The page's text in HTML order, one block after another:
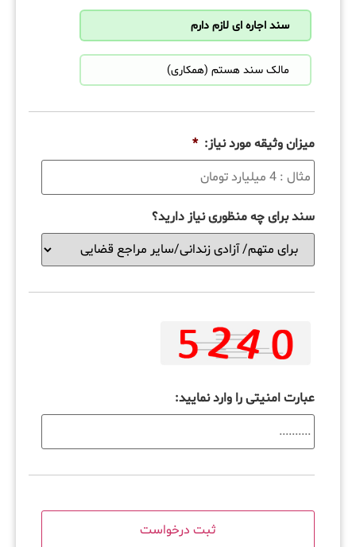
سند اجاره ای لازم دارم
مالک سند هستم (همکاری)
میزان وثیقه مورد نیاز: *
سند برای چه منظوری نیاز دارید؟
عبارت امنیتی را وارد نمایید: